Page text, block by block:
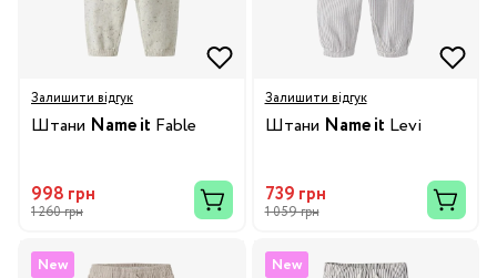
Залишити відгук
Штани Name it Fable
998 грн
1 260 грн
Залишити відгук
Штани Name it Levi
739 грн
1 059 грн
New
New